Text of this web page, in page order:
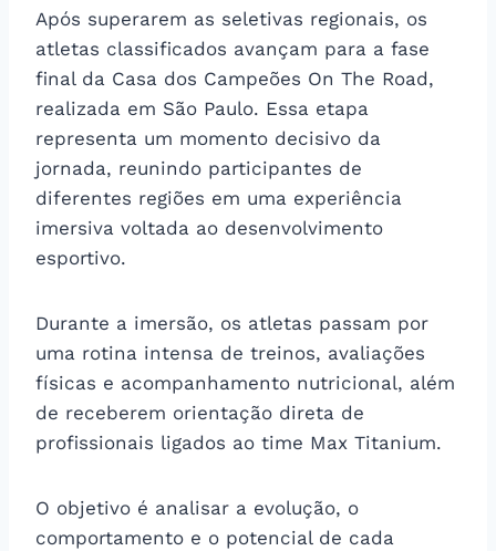
Após superarem as seletivas regionais, os
atletas classificados avançam para a fase
final da Casa dos Campeões On The Road,
realizada em São Paulo. Essa etapa
representa um momento decisivo da
jornada, reunindo participantes de
diferentes regiões em uma experiência
imersiva voltada ao desenvolvimento
esportivo.
Durante a imersão, os atletas passam por
uma rotina intensa de treinos, avaliações
físicas e acompanhamento nutricional, além
de receberem orientação direta de
profissionais ligados ao time Max Titanium.
O objetivo é analisar a evolução, o
comportamento e o potencial de cada